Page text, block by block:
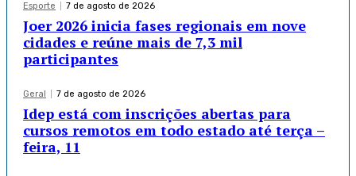
Esporte 7 de agosto de 2026
Joer 2026 inicia fases regionais em nove
cidades e reúne mais de 7,3 mil
participantes
Geral 7 de agosto de 2026
Idep está com inscrições abertas para
cursos remotos em todo estado até terça –
feira, 11